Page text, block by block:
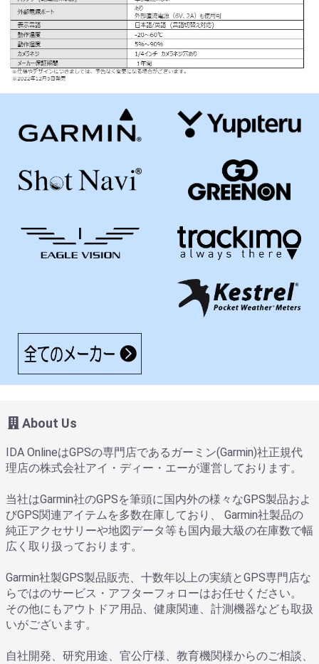
About Us
IDA OnlineはGPSの専門店であるガーミン(Garmin)社正規代
理店の株式会社アイ・ディー・エーが運営しております。
当社はGarmin社のGPSを筆頭に国内外の様々なGPS製品およ
びGPS関連アイテムを多数在庫しており、 Garmin社製品の
純正アクセサリーや地図データ等も国内最大級の在庫数で幅
広く取り扱っております。
Garmin社製GPS製品販売、十数年以上の実績とGPS専門店な
らではのサービス・アフターフォローはお任せください。
その他にもアウトドア用品、健康関連、計測機器なども取扱
いがございます。
自社開発、研究用途、官公庁様、教育機関様からのご相談、